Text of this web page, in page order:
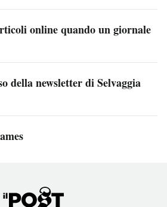
online quando un giornale
della newsletter di Selvaggia